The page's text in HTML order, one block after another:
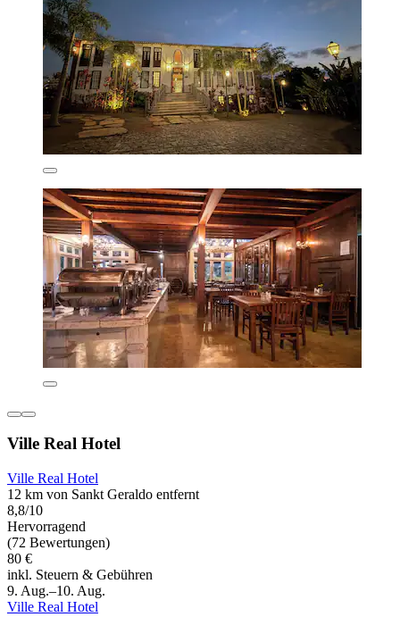
Ville Real Hotel
Ville Real Hotel
12 km von Sankt Geraldo entfernt
8,8/10
Hervorragend
(72 Bewertungen)
80 €
inkl. Steuern & Gebühren
9. Aug.–10. Aug.
Ville Real Hotel